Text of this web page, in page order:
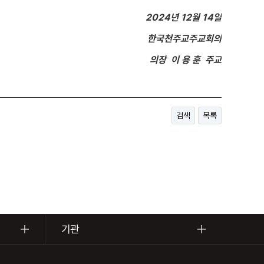
2024년 12월 14일
한국천주교주교회의
의장 이 용 훈 주교​
검색 목록
기관